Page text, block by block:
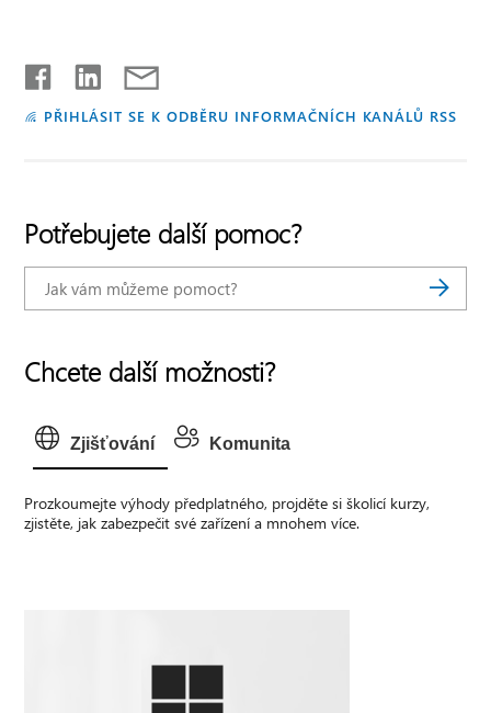
PŘIHLÁSIT SE K ODBĚRU INFORMAČNÍCH KANÁLŮ RSS
Potřebujete další pomoc?
Chcete další možnosti?
Zjišťování Komunita
Prozkoumejte výhody předplatného, projděte si školicí kurzy,
zjistěte, jak zabezpečit své zařízení a mnohem více.